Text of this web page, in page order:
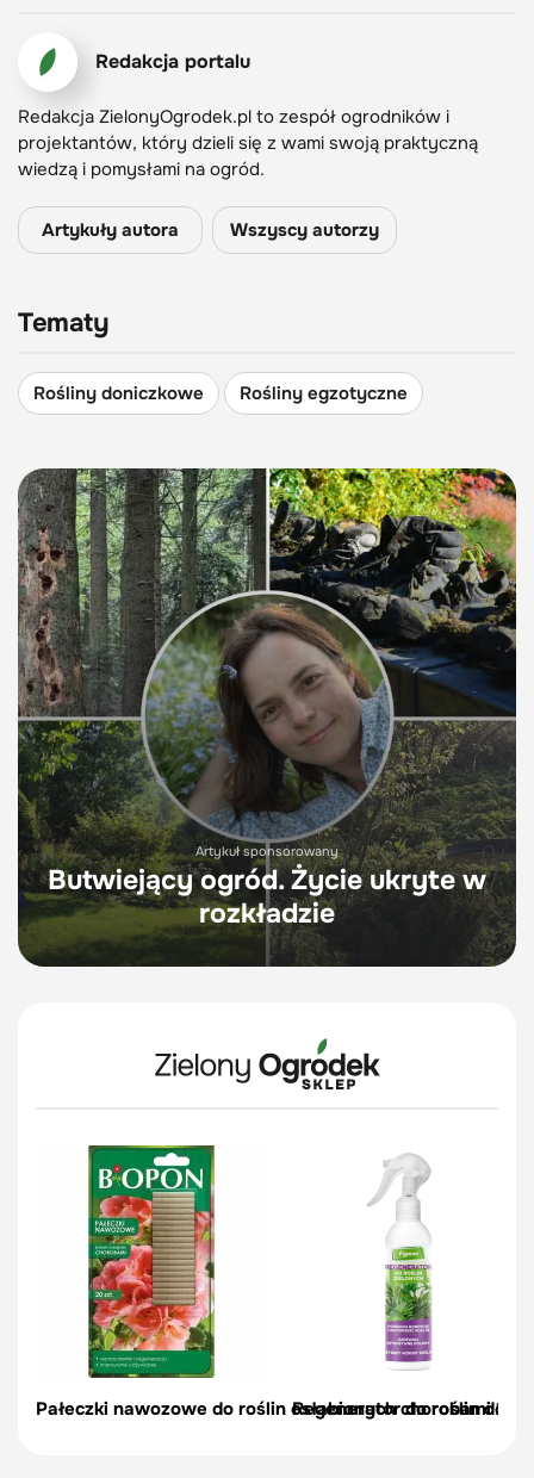
Redakcja portalu
Redakcja ZielonyOgrodek.pl to zespół ogrodników i
projektantów, który dzieli się z wami swoją praktyczną
wiedzą i pomysłami na ogród.
Artykuły autora Wszyscy autorzy
Tematy
Rośliny doniczkowe Rośliny egzotyczne
Artykuł sponsorowany
Butwiejący ogród. Życie ukryte w
rozkładzie
Pałeczki nawozowe do roślin osłabionych chorobami 20
Regenerator do roślin